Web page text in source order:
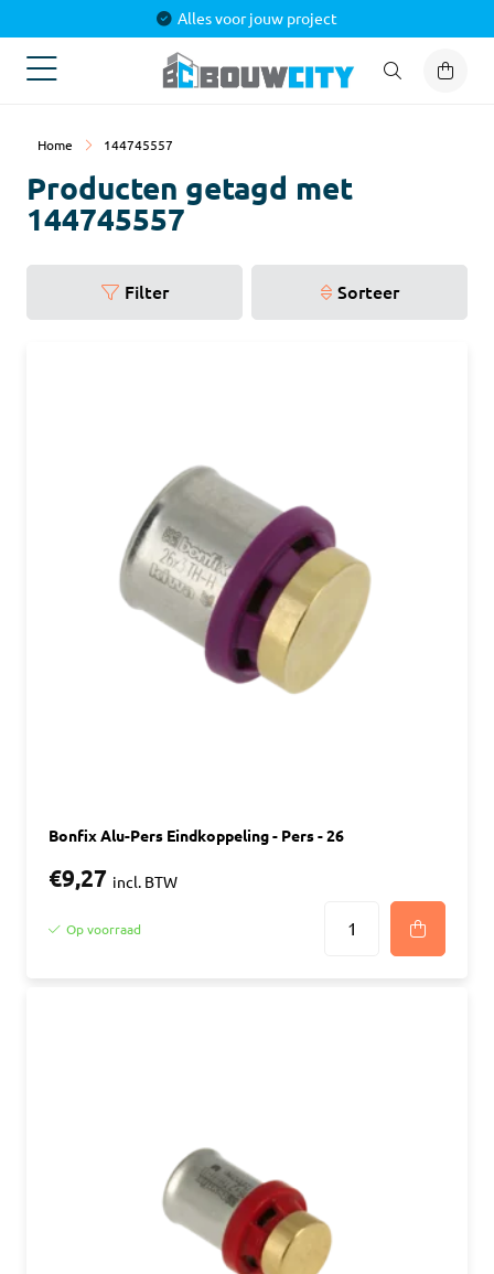
Alles voor jouw project
Home 144745557
Producten getagd met
144745557
Filter Sorteer
Bonfix Alu-Pers Eindkoppeling - Pers - 26
€9,27 incl. BTW
Op voorraad